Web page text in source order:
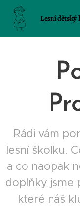
Lesní dětský
Rádi vám
lesní školku.
a co naopak
doplňky jsme
které náš